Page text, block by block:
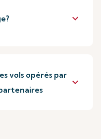
keyboard_arrow_down
vols opérés par
keyboard_arrow_down